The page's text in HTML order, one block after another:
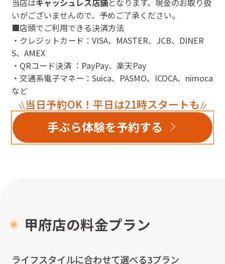
いがございませんので、予めご了承ください。
■店頭でご利用できる決済方法
・クレジットカード：VISA、MASTER、JCB、DINER
S、AMEX
・QRコード決済 ：PayPay、楽天Pay
・交通系電子マネー：Suica、PASMO、ICOCA、nimoca
など
当日予約OK！平日は21時スタートも
手ぶら体験を予約する
甲府店の料金プラン
ライフスタイルに合わせて選べる3プラン